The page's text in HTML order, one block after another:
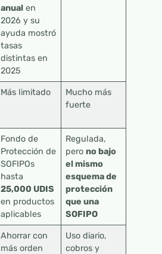
anual en
2026 y su
ayuda mostró
tasas
distintas en
2025
Más limitado
Mucho más
fuerte
Fondo de
Protección de
SOFIPOs
hasta
25,000 UDIS
en productos
aplicables
Regulada,
perono bajo
el mismo
esquema de
protección
que una
SOFIPO
Ahorrar con
más orden
Uso diario,
cobros y